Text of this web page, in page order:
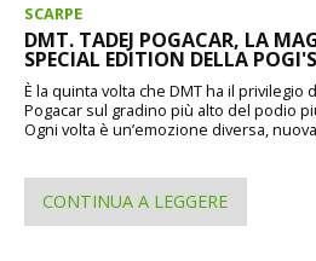
SCARPE
DMT. TADEJ POGACAR, LA
SPECIAL EDITION DELLA
È la quinta volta che DMT ha il privilegio
Pogacar sul gradino più alto del podio
Ogni volta è un’emozione diversa,
CONTINUA A LEGGERE